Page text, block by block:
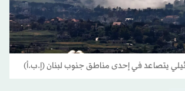
يتصاعد في إحدى مناطق جنوب لبنان (إ.ب.أ)